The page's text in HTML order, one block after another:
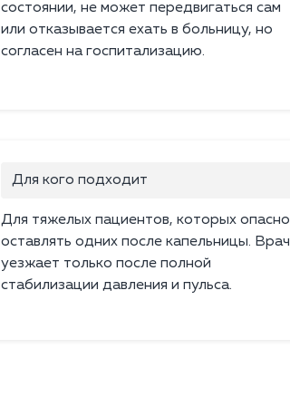
состоянии, не может передвигаться сам
или отказывается ехать в больницу, но
согласен на госпитализацию.
Для кого подходит
Для тяжелых пациентов, которых опасно
оставлять одних после капельницы. Врач
уезжает только после полной
стабилизации давления и пульса.